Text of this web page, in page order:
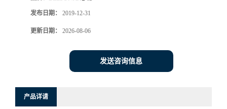
发布日期： 2019-12-31
更新日期： 2026-08-06
发送咨询信息
产品详请